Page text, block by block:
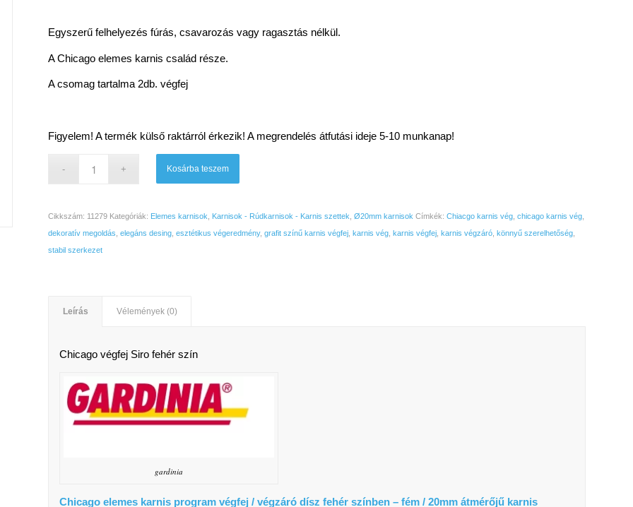
Egyszerű felhelyezés fúrás, csavarozás vagy ragasztás nélkül.
A Chicago elemes karnis család része.
A csomag tartalma 2db. végfej
Figyelem! A termék külső raktárról érkezik! A megrendelés átfutási ideje 5-10 munkanap!
Kosárba teszem
Cikkszám: 11279 Kategóriák: Elemes karnisok Karnisok - Rúdkarnisok - Karnis szettek ,Ø20mm karnisok Címkék:Chiacgo karnis vég ,chicago karnis vég
dekoratív megoldás ,elegáns desing ,esztétikus végeredmény,grafit színű karnis végfej ,karnis vég ,karnis végfej ,karnis végzáró ,könnyű szerelhetőség
stabil szerkezet
Leírás Vélemények (0)
Chicago végfej Siro fehér szín
gardinia
Chicago elemes karnis program végfej / végzáró dísz fehér színben – fém / 20mm átmérőjű karnis